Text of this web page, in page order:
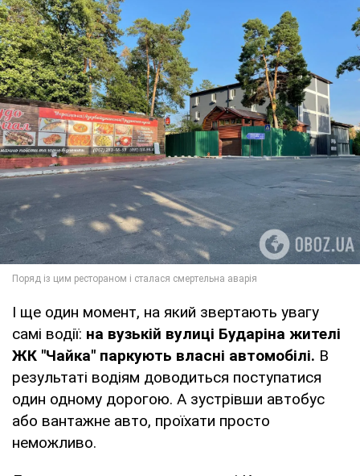
І ще один момент, на який звертають увагу
самі водії: на вузькій вулиці Бударіна жителі
ЖК "Чайка" паркують власні автомобілі. В
результаті водіям доводиться поступатися
один одному дорогою. А зустрівши автобус
або вантажне авто, проїхати просто
неможливо.